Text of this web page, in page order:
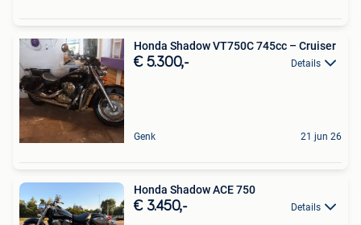
Honda Shadow VT750C 745cc – Cruiser
€ 5.300,- Details
Genk 21 jun 26
Honda Shadow ACE 750
€ 3.450,- Details